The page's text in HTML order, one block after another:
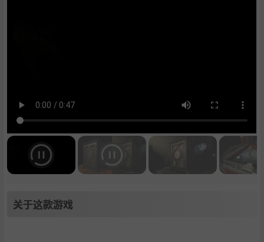
关于这款游戏